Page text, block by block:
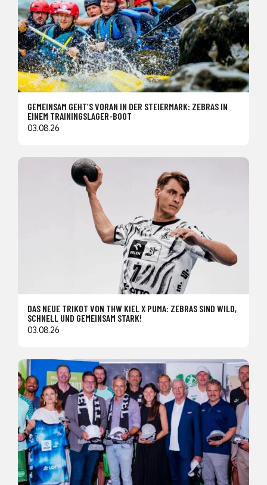
GEMEINSAM GEHT’S VORAN IN DER STEIERMARK: ZEBRAS IN
EINEM TRAININGSLAGER-BOOT
03.08.26
DAS NEUE TRIKOT VON THW KIEL X PUMA: ZEBRAS SIND WILD,
SCHNELL UND GEMEINSAM STARK!
03.08.26